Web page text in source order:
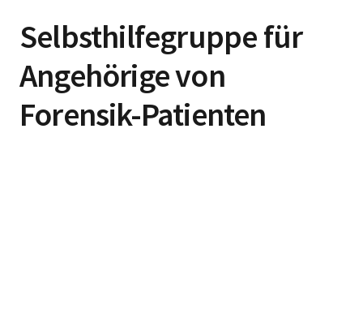
Selbsthilfegruppe für
Angehörige von
Forensik-Patienten